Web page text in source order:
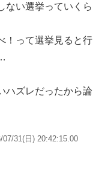
ない選挙っていくら
！って選挙見ると行
ハズレだったから論
07/31(日) 20:42:15.00